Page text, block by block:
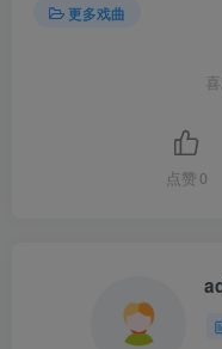
更多戏曲
点赞 0